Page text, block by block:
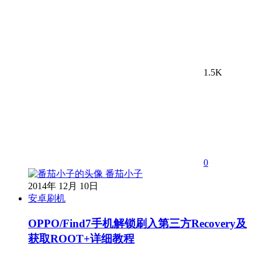
1.5K
0
番茄小子
2014年 12月 10日
安卓刷机
OPPO/Find7手机解锁刷入第三方Recovery及
获取ROOT+详细教程